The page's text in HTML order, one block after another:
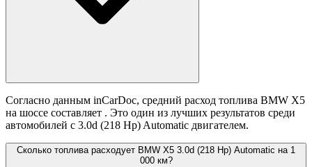
Согласно данным inCarDoc, средний расход топлива BMW X5
на шоссе составляет . Это один из лучших результатов среди
автомобилей с 3.0d (218 Hp) Automatic двигателем.
Сколько топлива расходует BMW X5 3.0d (218 Hp) Automatic на 1
000 км?